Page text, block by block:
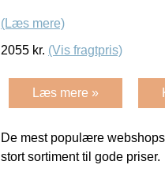
(Læs mere)
2055 kr. (Vis fragtpris)
Læs mere »
De mest populære
stort sortiment til gode priser.